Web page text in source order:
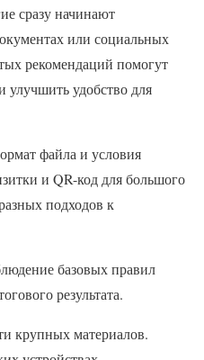
сразу начинают
или социальных
рекомендаций помогут
улучшить удобство для
файла и условия
и QR-код для большого
подходов к
базовых правил
результата.
крупных материалов.